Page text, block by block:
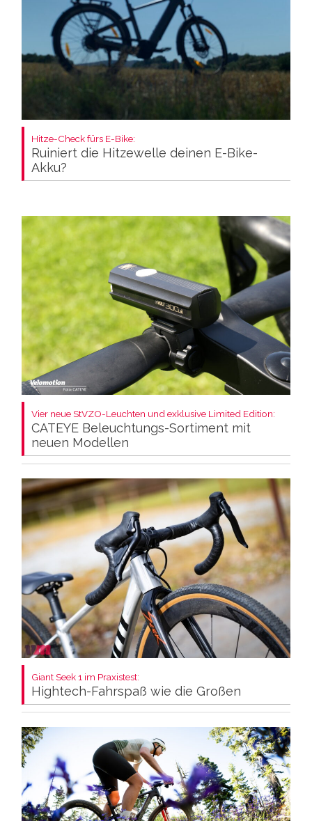
Hitze-Check fürs E-Bike:
Ruiniert die Hitzewelle deinen E-Bike-
Akku?
Vier neue StVZO-Leuchten und exklusive Limited Edition:
CATEYE Beleuchtungs-Sortiment mit
neuen Modellen
Giant Seek 1 im Praxistest:
Hightech-Fahrspaß wie die Großen